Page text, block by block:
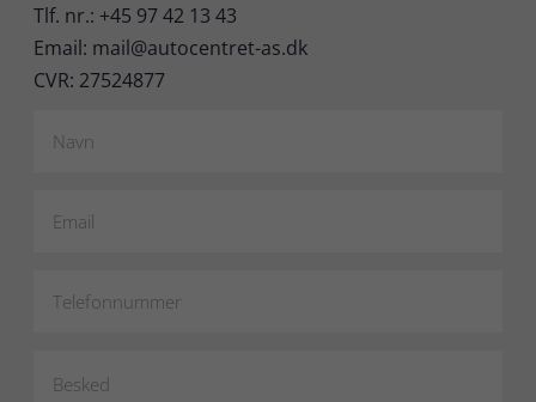
Tlf. nr.: +45 97 42 13 43
Email: mail@autocentret-as.dk
CVR: 27524877